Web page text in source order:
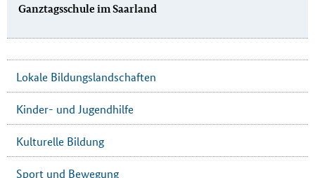
Ganztagsschule im Saarland
Lokale Bildungslandschaften
Kinder- und Jugendhilfe
Kulturelle Bildung
Sport und Bewegung